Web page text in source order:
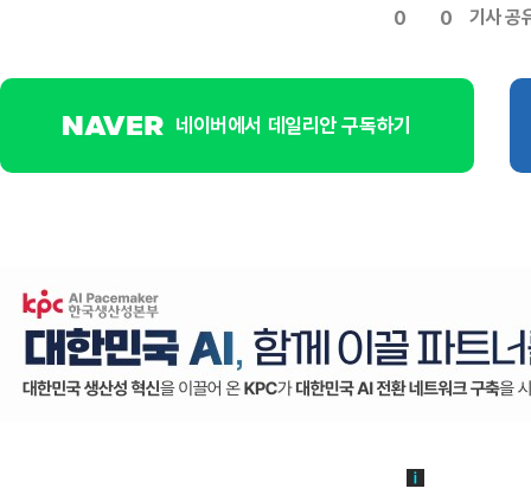
0 0 기사 공
네이버에서 데일리안 구독하기